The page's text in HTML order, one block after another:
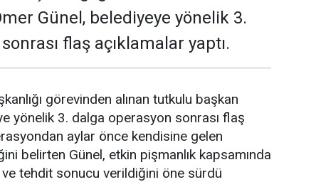
Günel, belediyeye yönelik 3.
flaş açıklamalar yaptı.
görevinden alınan tutkulu başkan
yönelik 3. dalga operasyon sonrası flaş
aylar önce kendisine gelen
belirten Günel, etkin pişmanlık kapsamında
ve tehdit sonucu verildiğini öne sürdü